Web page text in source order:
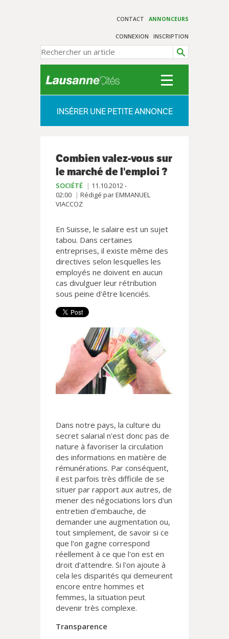
CONTACT ANNONCEURS
CONNEXION INSCRIPTION
INSÉRER UNE PETITE ANNONCE
Combien valez-vous sur
le marché de l'emploi ?
SOCIÉTÉ
11.10.2012 -
02:00
Rédigé par EMMANUEL
VIACCOZ
En Suisse, le salaire est un sujet
tabou. Dans certaines
entreprises, il existe même des
directives selon lesquelles les
employés ne doivent en aucun
cas divulguer leur rétribution
sous peine d'être licenciés.
Dans notre pays, la culture du
secret salarial n'est donc pas de
nature à favoriser la circulation
des informations en matière de
rémunérations. Par conséquent,
il est parfois très difficile de se
situer par rapport aux autres, de
mener des négociations lors d'un
entretien d'embauche, de
demander une augmentation ou,
tout simplement, de savoir si ce
que l'on gagne correspond
réellement à ce que l'on est en
droit d'attendre. Si l'on ajoute à
cela les disparités qui demeurent
encore entre hommes et
femmes, la situation peut
devenir très complexe.
Transparence